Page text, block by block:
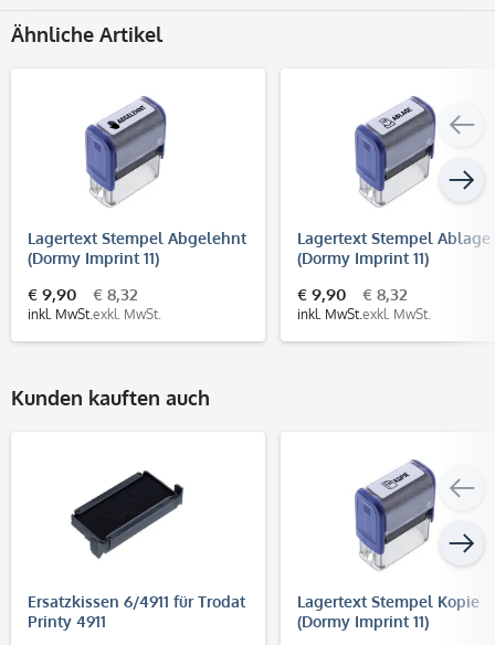
Ähnliche Artikel
Lagertext Stempel Abgelehnt
(Dormy Imprint 11)
€ 9,90
inkl. MwSt.
€ 8,32
exkl. MwSt.
Lagertext Stempel Ablage
(Dormy Imprint 11)
€ 9,90
inkl. MwSt.
€ 8,32
exkl. MwSt.
Kunden kauften auch
Ersatzkissen 6/4911 für Trodat
Printy 4911
Lagertext Stempel Kopie
(Dormy Imprint 11)